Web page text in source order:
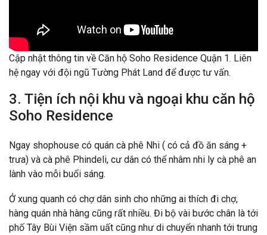
Cập nhật thông tin về Căn hộ Soho Residence Quận 1. Liên
hệ ngay với đội ngũ Tường Phát Land để được tư vấn.
3. Tiện ích nội khu và ngoại khu căn hộ
Soho Residence
Ngay shophouse có quán cà phê Nhi ( có cả đồ ăn sáng +
trưa) và cà phê Phindeli, cư dân có thể nhâm nhi ly cà phê an
lành vào mỗi buổi sáng.
Ở xung quanh có chợ dân sinh cho những ai thích đi chợ,
hàng quán nhà hàng cũng rất nhiều. Đi bộ vài bước chân là tới
phố Tây Bùi Viện sầm uất cũng như di chuyển nhanh tới trung